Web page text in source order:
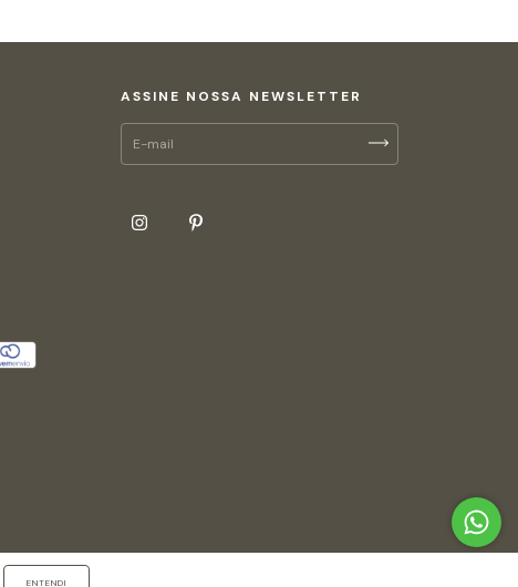
ENTENDI
ASSINE NOSSA NEWSLETTER